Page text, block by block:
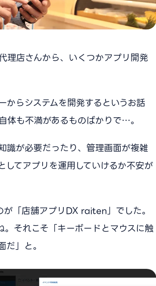
理店さんから、いくつかアプリ開発
らシステムを開発するというお話
体も不満があるものばかりで…。
識が必要だったり、管理画面が複雑
てアプリを運用していけるか不安が
「店舗アプリDX raiten」でした。
それこそ「キーボードとマウスに触
」と。